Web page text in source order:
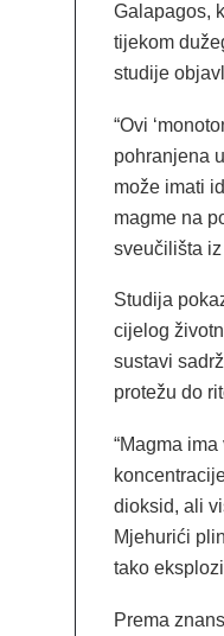
Galapagos,
tijekom
studije
“Ovi
pohranjena
može imati
magme na
sveučilišta
Studija
cijelog
sustavi
protežu do
“Magma
dioksid, ali
Mjehurići
tako
Prema